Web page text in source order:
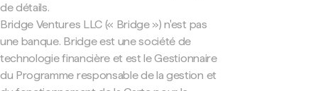
de détails.
Bridge Ventures LLC (« Bridge ») n'est pas
une banque. Bridge est une société de
technologie financière et est le Gestionnaire
du Programme responsable de la gestion et